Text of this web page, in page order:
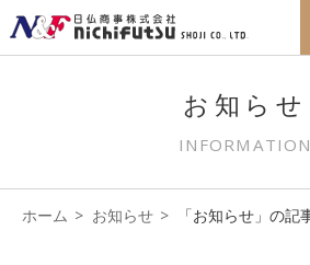
お知らせ
INFORMATION
ホーム お知らせ 「お知らせ」の記